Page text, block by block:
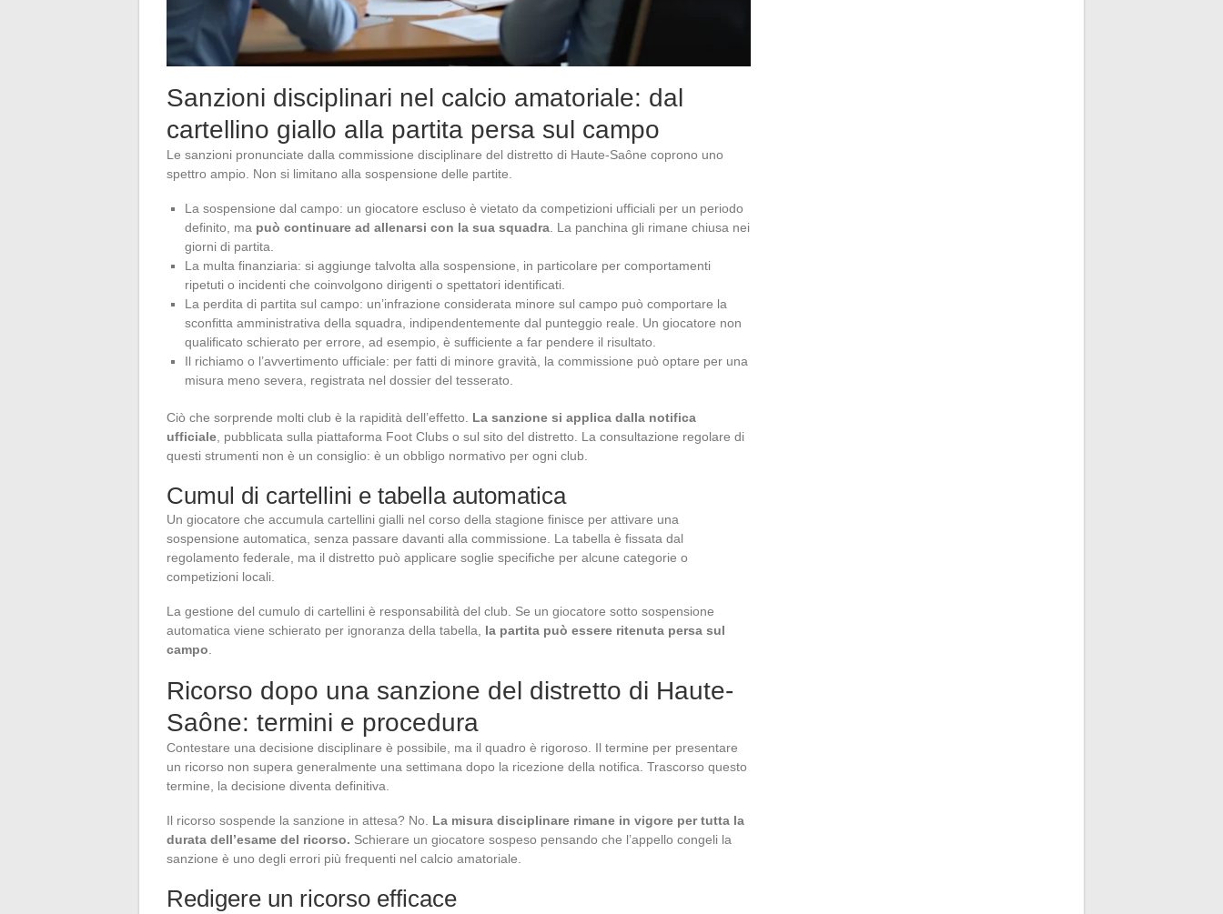
Sanzioni disciplinari nel calcio amatoriale: dal
cartellino giallo alla partita persa sul campo
Le sanzioni pronunciate dalla commissione disciplinare del distretto di Haute-Saône coprono uno
spettro ampio. Non si limitano alla sospensione delle partite.
La sospensione dal campo: un giocatore escluso è vietato da competizioni ufficiali per un periodo
definito, ma può continuare ad allenarsi con la sua squadra. La panchina gli rimane chiusa nei
giorni di partita.
La multa finanziaria: si aggiunge talvolta alla sospensione, in particolare per comportamenti
ripetuti o incidenti che coinvolgono dirigenti o spettatori identificati.
La perdita di partita sul campo: un’infrazione considerata minore sul campo può comportare la
sconfitta amministrativa della squadra, indipendentemente dal punteggio reale. Un giocatore non
qualificato schierato per errore, ad esempio, è sufficiente a far pendere il risultato.
Il richiamo o l’avvertimento ufficiale: per fatti di minore gravità, la commissione può optare per una
misura meno severa, registrata nel dossier del tesserato.
Ciò che sorprende molti club è la rapidità dell’effetto. La sanzione si applica dalla notifica
ufficiale, pubblicata sulla piattaforma Foot Clubs o sul sito del distretto. La consultazione regolare di
questi strumenti non è un consiglio: è un obbligo normativo per ogni club.
Cumul di cartellini e tabella automatica
Un giocatore che accumula cartellini gialli nel corso della stagione finisce per attivare una
sospensione automatica, senza passare davanti alla commissione. La tabella è fissata dal
regolamento federale, ma il distretto può applicare soglie specifiche per alcune categorie o
competizioni locali.
La gestione del cumulo di cartellini è responsabilità del club. Se un giocatore sotto sospensione
automatica viene schierato per ignoranza della tabella, la partita può essere ritenuta persa sul
campo.
Ricorso dopo una sanzione del distretto di Haute-
Saône: termini e procedura
Contestare una decisione disciplinare è possibile, ma il quadro è rigoroso. Il termine per presentare
un ricorso non supera generalmente una settimana dopo la ricezione della notifica. Trascorso questo
termine, la decisione diventa definitiva.
Il ricorso sospende la sanzione in attesa? No. La misura disciplinare rimane in vigore per tutta la
durata dell’esame del ricorso. Schierare un giocatore sospeso pensando che l’appello congeli la
sanzione è uno degli errori più frequenti nel calcio amatoriale.
Redigere un ricorso efficace